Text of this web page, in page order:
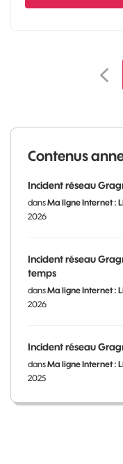
Contenus
Incident réseau
dansMa ligne Internet :
2026
Incident réseau
temps
dansMa ligne Internet :
2026
Incident réseau
dansMa ligne Internet :
2025